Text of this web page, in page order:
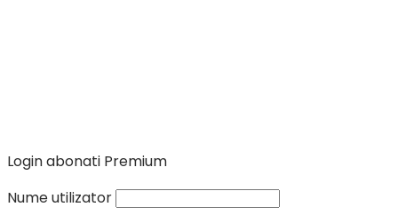
Login abonati Premium
Nume utilizator